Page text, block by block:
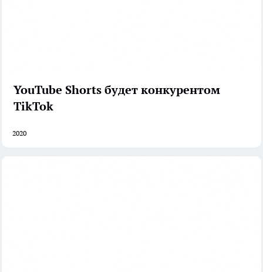
YouTube Shorts будет конкурентом
TikTok
2020